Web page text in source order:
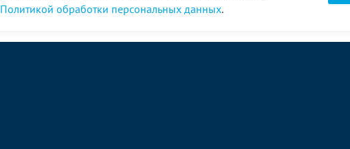
Политикой обработки персональных данных.